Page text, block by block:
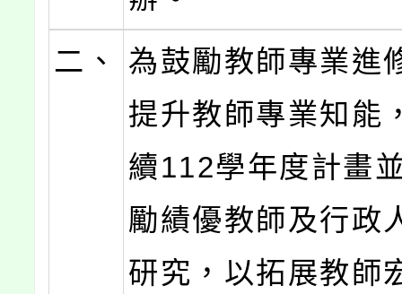
二、
為鼓勵教師專業進
提升教師專業知能
續112學年度計畫
勵績優教師及行政
研究，以拓展教師